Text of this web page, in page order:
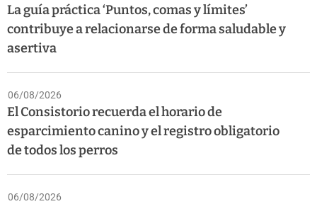
La guía práctica ‘Puntos, comas y límites’
contribuye a relacionarse de forma saludable y
asertiva
06/08/2026
El Consistorio recuerda el horario de
esparcimiento canino y el registro obligatorio
de todos los perros
06/08/2026